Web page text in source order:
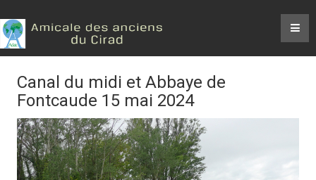
Canal du midi et Abbaye de
Fontcaude 15 mai 2024